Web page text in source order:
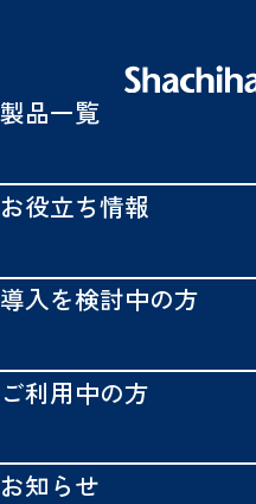
製品一覧
お役立ち情報
導入を検討中の方
ご利用中の方
お知らせ